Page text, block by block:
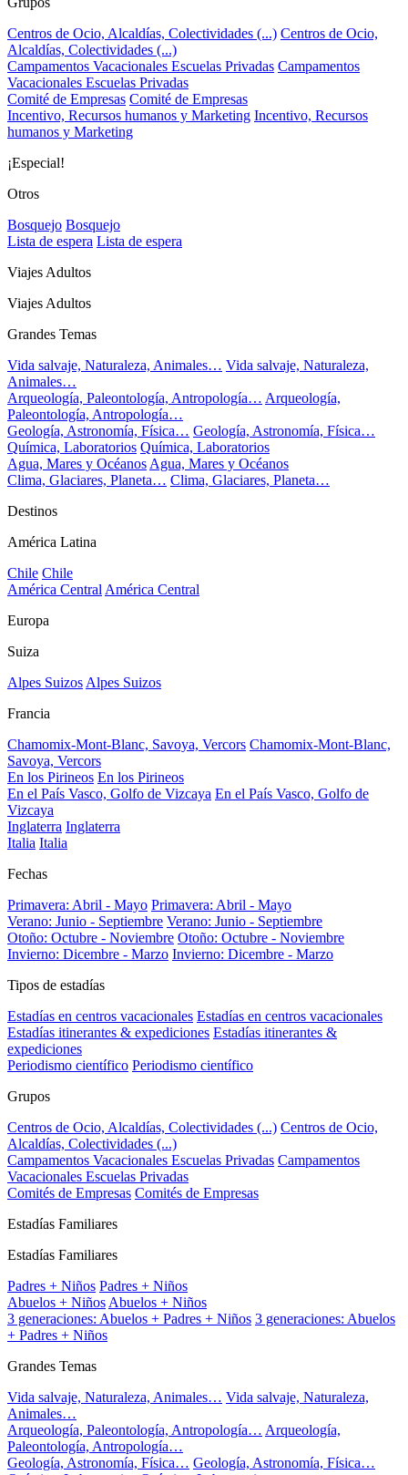
Centros de Ocio, Alcaldías, Colectividades (...) Centros de Ocio,
Alcaldías, Colectividades (...)
Campamentos Vacacionales Escuelas Privadas Campamentos
Vacacionales Escuelas Privadas
Comité de Empresas Comité de Empresas
Incentivo, Recursos humanos y Marketing Incentivo, Recursos
humanos y Marketing
¡Especial!
Otros
Bosquejo Bosquejo
Lista de espera Lista de espera
Viajes Adultos
Viajes Adultos
Grandes Temas
Vida salvaje, Naturaleza, Animales… Vida salvaje, Naturaleza,
Animales…
Arqueología, Paleontología, Antropología… Arqueología,
Paleontología, Antropología…
Geología, Astronomía, Física… Geología, Astronomía, Física…
Química, Laboratorios Química, Laboratorios
Agua, Mares y OcéanosAgua, Mares y Océanos
Clima, Glaciares, Planeta… Clima, Glaciares, Planeta…
Destinos
América Latina
Chile Chile
América CentralAmérica Central
Europa
Suiza
Alpes SuizosAlpes Suizos
Francia
Chamomix-Mont-Blanc, Savoya, Vercors Chamomix-Mont-Blanc,
Savoya, Vercors
En los Pirineos En los Pirineos
En el País Vasco, Golfo de Vizcaya En el País Vasco, Golfo de
Vizcaya
Inglaterra Inglaterra
Italia Italia
Fechas
Primavera: Abril - Mayo Primavera: Abril - Mayo
Verano: Junio - Septiembre Verano: Junio - Septiembre
Otoño: Octubre - Noviembre Otoño: Octubre - Noviembre
Invierno: Dicembre - Marzo Invierno: Dicembre - Marzo
Tipos de estadías
Estadías en centros vacacionales Estadías en centros vacacionales
Estadías itinerantes & expediciones Estadías itinerantes &
expediciones
Periodismo científico Periodismo científico
Grupos
Centros de Ocio, Alcaldías, Colectividades (...) Centros de Ocio,
Alcaldías, Colectividades (...)
Campamentos Vacacionales Escuelas Privadas Campamentos
Vacacionales Escuelas Privadas
Comités de Empresas Comités de Empresas
Estadías Familiares
Estadías Familiares
Padres + Niños Padres + Niños
Abuelos + NiñosAbuelos + Niños
3 generaciones: Abuelos + Padres + Niños 3 generaciones: Abuelos
+ Padres + Niños
Grandes Temas
Vida salvaje, Naturaleza, Animales… Vida salvaje, Naturaleza,
Animales…
Arqueología, Paleontología, Antropología… Arqueología,
Paleontología, Antropología…
Geología, Astronomía, Física… Geología, Astronomía, Física…